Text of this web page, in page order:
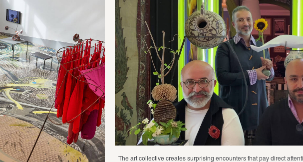
The art collective creates surprising encounters that pay direct